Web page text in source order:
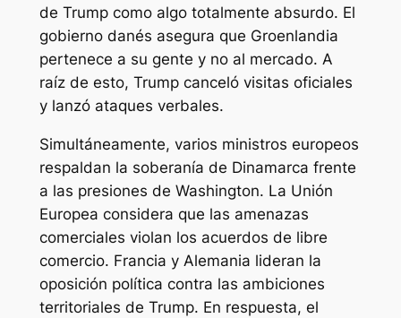
de Trump como algo totalmente absurdo. El
gobierno danés asegura que Groenlandia
pertenece a su gente y no al mercado. A
raíz de esto, Trump canceló visitas oficiales
y lanzó ataques verbales.
Simultáneamente, varios ministros europeos
respaldan la soberanía de Dinamarca frente
a las presiones de Washington. La Unión
Europea considera que las amenazas
comerciales violan los acuerdos de libre
comercio. Francia y Alemania lideran la
oposición política contra las ambiciones
territoriales de Trump. En respuesta, el